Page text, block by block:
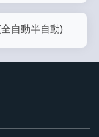
自動半自動)